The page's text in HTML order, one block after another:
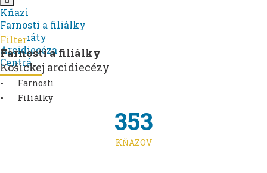
Kňazi
Farnosti a filiálky
Dekanáty
Arcidiecéza
Centrá
Filter
Farnosti a filiálky
Košickej arcidiecézy
Farnosti
Filiálky
353
KŇAZOV